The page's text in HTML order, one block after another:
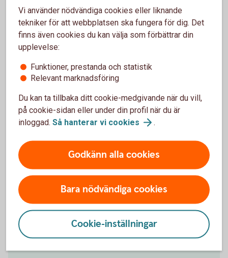
Spot transfer money
Ta betalt med Swish
som har fler betalsätt, kassa och/eller
varukorg för utcheckning. Dra också nytta av
Swish Företagsapp för ännu smidigare och
Handel
Vi använder nödvändiga cookies eller liknande
tekniker för att webbplatsen ska fungera för dig. Det
finns även cookies du kan välja som förbättrar din
upplevelse:
Funktioner, prestanda och statistik
Relevant marknadsföring
Du kan ta tillbaka ditt cookie-medgivande när du vill,
på cookie-sidan eller under din profil när du är
inloggad. Så hanterar vi cookies .
Godkänn alla cookies
Bara nödvändiga cookies
Cookie-inställningar